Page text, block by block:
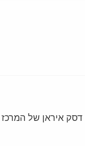
איראן של